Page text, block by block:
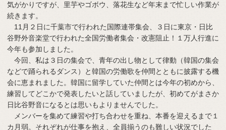
気がかりですが、里芋やゴボウ、落花生など年末まで忙しい作業が
続きます。
11月２日に千葉市で行われた国際連帯集会、３日に東京・日比
谷野外音楽堂で行われた全国労働者集会・改憲阻止！１万人行進に
今年も参加しました。
今回、私は３日の集会で、青年の出し物として律動（韓国の集会
などで踊られるダンス）と韓国の労働歌を仲間とともに披露する機
会に恵まれました。韓国に留学していた仲間とは今年の初めから、
練習してどこかで発表したいと話していましたが、初めてがまさか
日比谷野音になるとは思いもよりませんでした。
メンバーを集めて練習や打ち合わせを重ね、本番を迎えるまで１
カ月弱。それぞれが仕事を抱え、全員揃うのも難しい状況でした